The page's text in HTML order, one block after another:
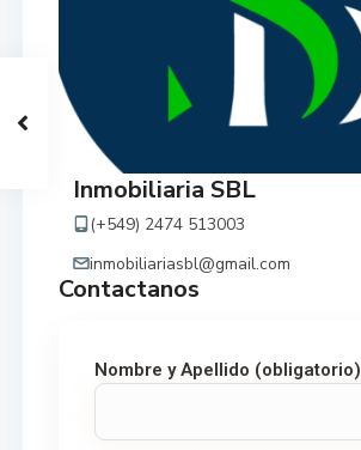
Inmobiliaria SBL
(+549) 2474 513003
inmobiliariasbl@gmail.com
Nombre y Apellido (obligatorio)